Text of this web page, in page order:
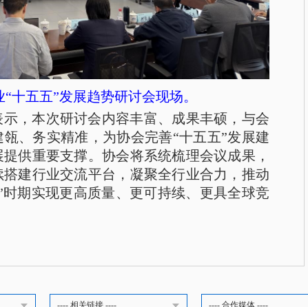
十五五”发展趋势研讨会现场。
，本次研讨会内容丰富、成果丰硕，与会
、务实精准，为协会完善“十五五”发展建
供重要支撑。协会将系统梳理会议成果，
建行业交流平台，凝聚全行业合力，推动
期实现更高质量、更可持续、更具全球竞